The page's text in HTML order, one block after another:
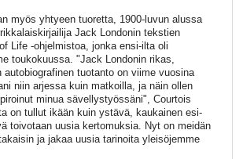
myös yhtyeen tuoretta, 1900-luvun alussa
Jack Londonin tekstien
Life -ohjelmistoa, jonka ensi-ilta oli
toukokuussa. "Jack Londonin rikas,
tuotanto on viime vuosina
niin arjessa kuin matkoilla, ja näin ollen
minua sävellystyössäni", Courtois
on tullut ikään kuin ystävä, kaukainen esi-
toivotaan uusia kertomuksia. Nyt on meidän
ja jakaa uusia tarinoita yleisöjemme